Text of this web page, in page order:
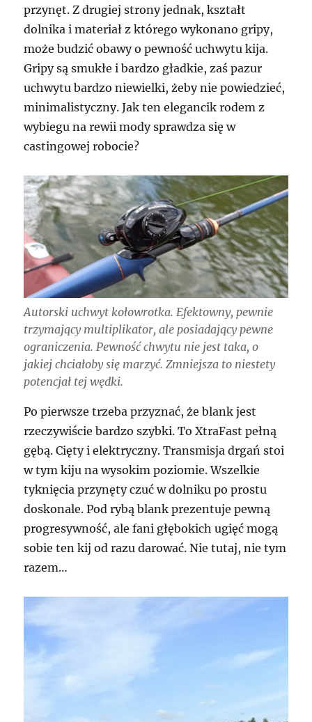
przynęt. Z drugiej strony jednak, kształt
dolnika i materiał z którego wykonano gripy,
może budzić obawy o pewność uchwytu kija.
Gripy są smukłe i bardzo gładkie, zaś pazur
uchwytu bardzo niewielki, żeby nie powiedzieć,
minimalistyczny. Jak ten elegancik rodem z
wybiegu na rewii mody sprawdza się w
castingowej robocie?
Autorski uchwyt kołowrotka. Efektowny, pewnie
trzymający multiplikator, ale posiadający pewne
ograniczenia. Pewność chwytu nie jest taka, o
jakiej chciałoby się marzyć. Zmniejsza to niestety
potencjał tej wędki.
Po pierwsze trzeba przyznać, że blank jest
rzeczywiście bardzo szybki. To XtraFast pełną
gębą. Cięty i elektryczny. Transmisja drgań stoi
w tym kiju na wysokim poziomie. Wszelkie
tyknięcia przynęty czuć w dolniku po prostu
doskonale. Pod rybą blank prezentuje pewną
progresywność, ale fani głębokich ugięć mogą
sobie ten kij od razu darować. Nie tutaj, nie tym
razem…